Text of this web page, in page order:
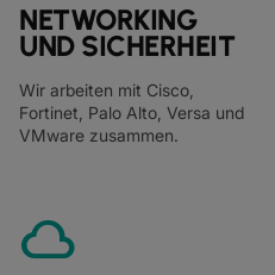
NETWORKING
UND SICHERHEIT
Wir arbeiten mit Cisco,
Fortinet, Palo Alto, Versa und
VMware zusammen.
cloud